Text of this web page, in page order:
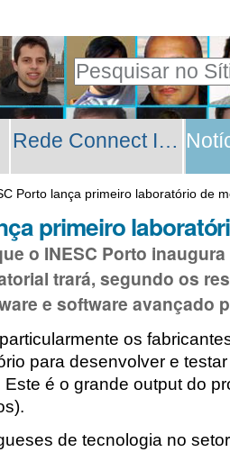
Rede Connect INESC TEC
Porto lança primeiro laboratório de
primeiro
o INESC Porto
trará, segundo os
e software avançado
os
para desenvolver e
é o grande output do
de tecnologia no